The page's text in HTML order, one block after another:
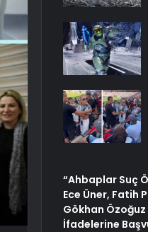
“Ahbaplar Suç
Ece Üner, Fatih
Gökhan Özoğuz
İfadelerine